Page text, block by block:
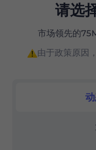
请选
市场领先的
由于政策原因